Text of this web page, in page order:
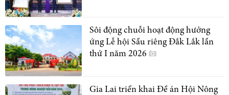
Sôi động chuỗi hoạt động hưởng
ứng Lễ hội Sầu riêng Đắk Lắk lần
thứ I năm 2026
Gia Lai triển khai Đề án Hội Nông